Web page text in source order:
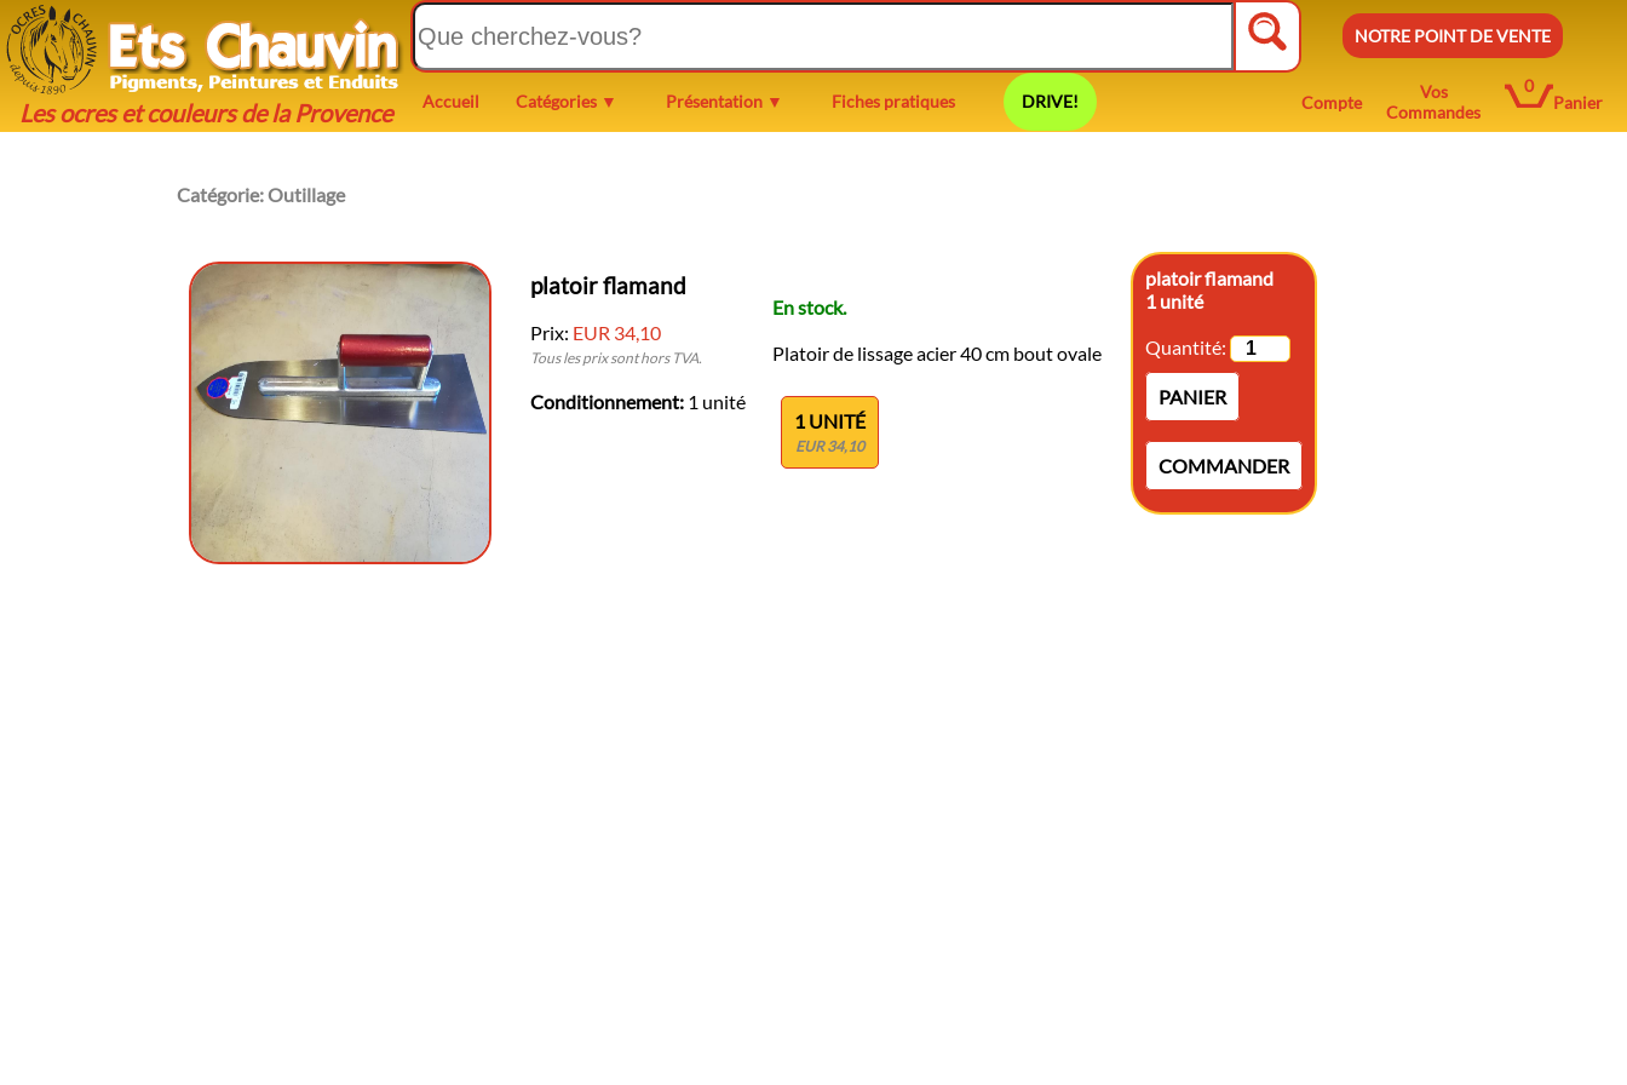
Les ocres et couleurs de la Provence
NOTRE POINT DE VENTE
Accueil Catégories ▼ Présentation ▼ Fiches pratiques DRIVE! Compte
Vos
Commandes
0
Panier
Catégorie:Outillage
platoir flamand
Prix: EUR 34,10
Tous les prix sont hors TVA.
Conditionnement: 1 unité
En stock.
Platoir de lissage acier 40 cm bout ovale
1 UNITÉ
EUR 34,10
platoir flamand
1 unité
Quantité:
PANIER
COMMANDER